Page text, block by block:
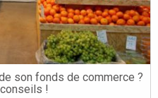
son fonds de commerce ?
!